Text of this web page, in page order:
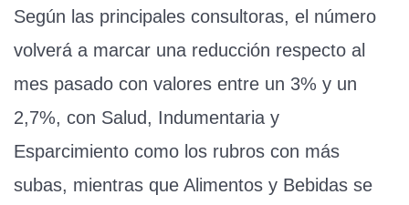
Según las principales consultoras, el número
volverá a marcar una reducción respecto al
mes pasado con valores entre un 3% y un
2,7%, con Salud, Indumentaria y
Esparcimiento como los rubros con más
subas, mientras que Alimentos y Bebidas se